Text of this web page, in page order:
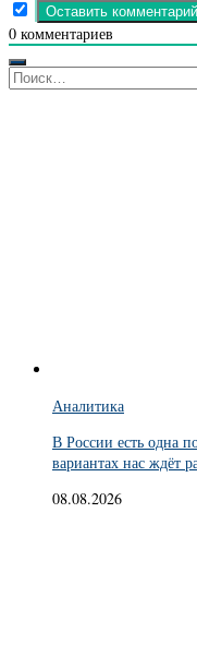
0 комментариев
Найти:
Аналитика
В России есть одна
вариантах нас ждёт
08.08.2026